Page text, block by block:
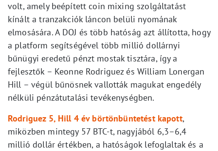
volt, amely beépített coin mixing szolgáltatást
kínált a tranzakciók láncon belüli nyomának
elmosására. A DOJ és több hatóság azt állította, hogy
a platform segítségével több millió dollárnyi
bűnügyi eredetű pénzt mostak tisztára, így a
fejlesztők – Keonne Rodriguez és William Lonergan
Hill – végül bűnösnek vallották magukat engedély
nélküli pénzátutalási tevékenységben.
Rodriguez 5, Hill 4 év börtönbüntetést kapott,
miközben mintegy 57 BTC-t, nagyjából 6,3–6,4
millió dollár értékben, a hatóságok lefoglaltak és a